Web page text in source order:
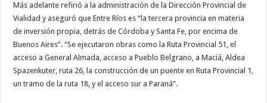
Más adelante refirió a la administración de la Dirección Provincial de
Vialidad y aseguró que Entre Ríos es “la tercera provincia en materia
de inversión propia, detrás de Córdoba y Santa Fe, por encima de
Buenos Aires”. “Se ejecutaron obras como la Ruta Provincial 51, el
acceso a General Almada, acceso a Pueblo Belgrano, a Maciá, Aldea
Spazenkuter, ruta 26, la construcción de un puente en Ruta Provincial 1,
un tramo de la ruta 18, y el acceso sur a Paraná”.